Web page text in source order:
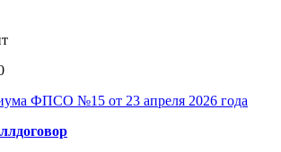
ФПСО №15 от 23 апреля 2026 года